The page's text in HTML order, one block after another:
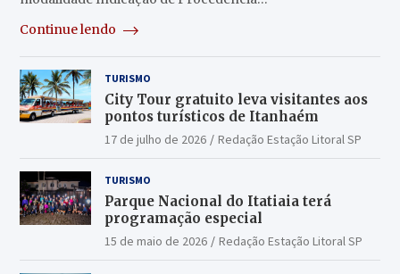
Continue lendo
TURISMO
City Tour gratuito leva visitantes aos
pontos turísticos de Itanhaém
17 de julho de 2026 Redação Estação Litoral SP
TURISMO
Parque Nacional do Itatiaia terá
programação especial
15 de maio de 2026 Redação Estação Litoral SP